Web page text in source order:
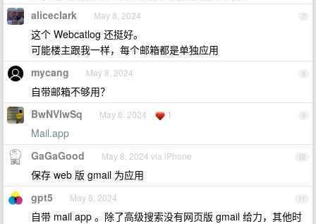
7
aliceclark May 8, 2024
这个 Webcatlog 还挺好。
可能楼主跟我一样，每个邮箱都是单独应用
8
mycang May 8, 2024
自带邮箱不够用？
9
BwNVlwSq May 8, 2024 1
Mail.app
10
GaGaGood May 8, 2024 via iPhone
保存 web 版 gmail 为应用
11
gpt5 May 8, 2024
自带 mail app 。除了高级搜索没有网页版 gmail 给力，其他时